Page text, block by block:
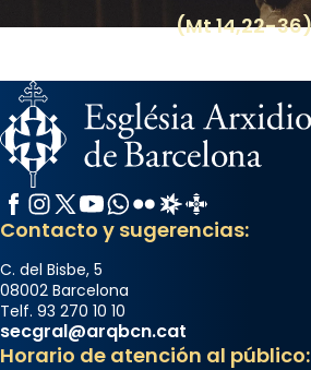
(Mt 14,22-
Facebook
Instagram
X / Twitter
YouTube
WhatsApp
FlickrRadio Estel
Catalunya
Contacto y sugerencias:
C. del Bisbe, 5
08002 Barcelona
Telf. 93 270 10 10
secgral@arqbcn.cat
Horario de atención al público: